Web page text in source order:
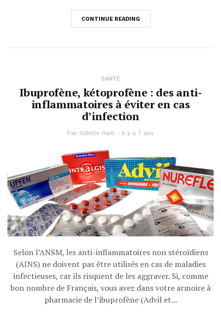
CONTINUE READING
SANTÉ
Ibuprofène, kétoprofène : des anti-
inflammatoires à éviter en cas
d’infection
Par SiBelle Haiti Il y a 7 ans
Selon l’ANSM, les anti-inflammatoires non stéroïdiens
(AINS) ne doivent pas être utilisés en cas de maladies
infectieuses, car ils risquent de les aggraver. Si, comme
bon nombre de Français, vous avez dans votre armoire à
pharmacie de l’ibuprofène (Advil et...